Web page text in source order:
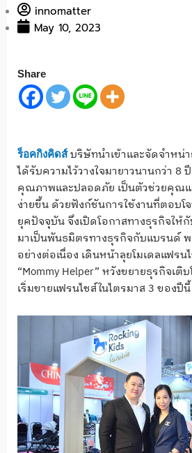
innomatter
May 10, 2023
Share
ร็อคกิงคิดส์บริษัทนำเข้าและจัดจำหน่
ได้รับความไว้วางใจมายาวนานกว่า
คุณภาพและปลอดภัย เป็นตัวช่วยคุณแ
ง่ายขึ้น ด้วยฟังก์ชันการใช้งานที่ตอบ
ยุคปัจจุบัน จึงเปิดโอกาสทางธุรกิจให้
มาเป็นพันธมิตรทางธุรกิจกับแบรนด์ พ
อย่างต่อเนื่อง เดินหน้าลุยโมเดลแฟร
“Mommy Helper” หวังขยายธุรกิจเ
เริ่มขายแฟรนไชส์ในไตรมาส 3 ของปีนี้